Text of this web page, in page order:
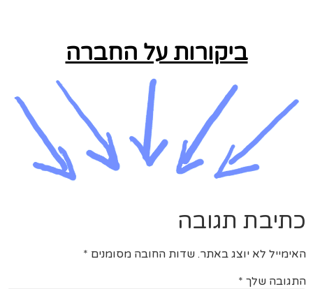
ביקורות על החברה
כתיבת תגובה
האימייל לא יוצג באתר. שדות החובה מסומנים *
התגובה שלך *